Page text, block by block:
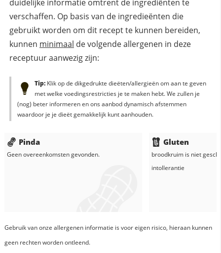
duidelijke informatie omtrent de ingrediënten te
verschaffen. Op basis van de ingredieënten die
gebruikt worden om dit recept te kunnen bereiden,
kunnen minimaal de volgende allergenen in deze
receptuur aanwezig zijn:
Tip:Klik op de dikgedrukte dieëten/allergieën om aan te geven
met welke voedingsrestricties je te maken hebt. We zullen je
(nog) beter informeren en ons aanbod dynamisch afstemmen
waardoor je je dieët gemakkelijk kunt aanhouden.
Pinda
Geen overeenkomsten gevonden.
Gluten
broodkruimis niet
intollerantie
Gebruik van onze allergenen informatie is voor eigen risico, hieraan kunnen
geen rechten worden ontleend.